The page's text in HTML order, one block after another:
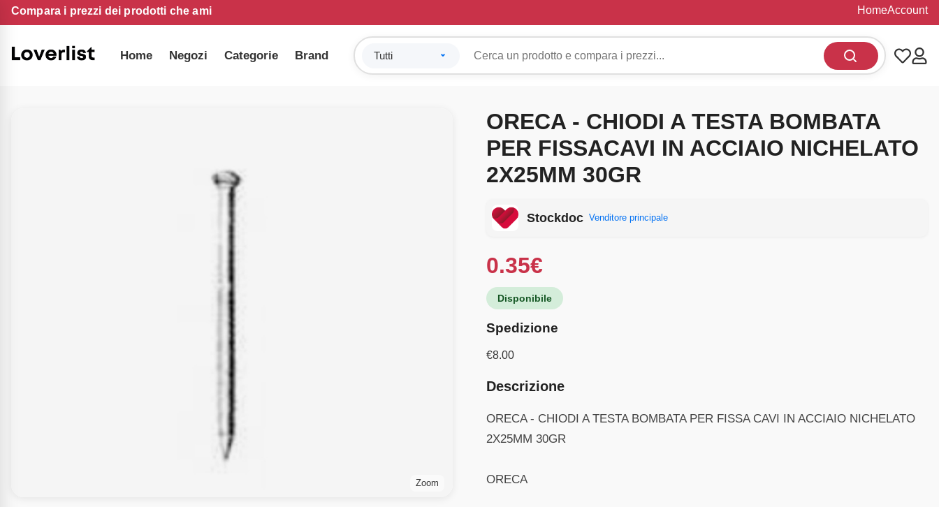
Compara i prezzi dei prodotti che ami HomeAccount
Home Negozi Categorie Brand
Zoom
ORECA - CHIODI A TESTA BOMBATA
PER FISSACAVI IN ACCIAIO NICHELATO
2X25MM 30GR
Stockdoc Venditore principale
0.35€
Disponibile
Spedizione
€8.00
Descrizione
ORECA - CHIODI A TESTA BOMBATA PER FISSA CAVI IN ACCIAIO NICHELATO
2X25MM 30GR
ORECA